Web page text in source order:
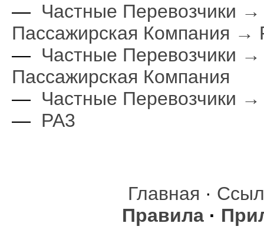
— Частные Перевозчики
Пассажирская Компания →
— Частные Перевозчики
Пассажирская Компания
— Частные Перевозчики
— РА3
Главная ·
Правила ·